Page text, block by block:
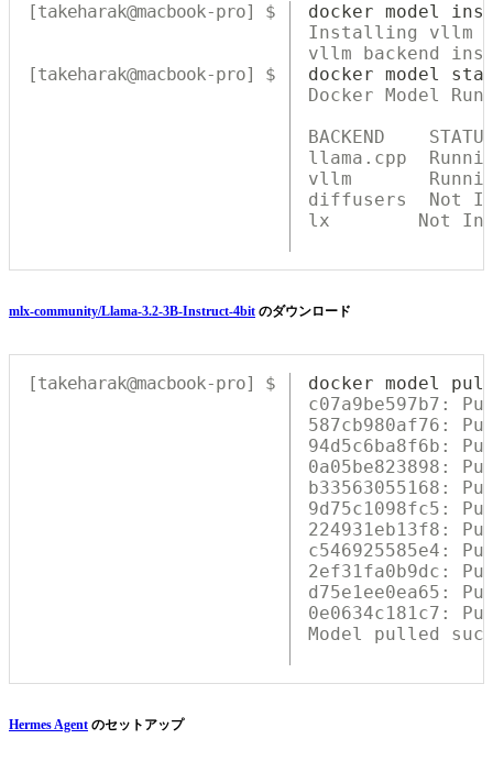
docker model
Installing vllm
vllm backend
docker model
Docker Model
BACKEND
llama.cpp
vllm
diffusers  Not
lx        Not
mlx-community/Llama-3.2-3B-Instruct-4bit のダウンロード
docker model
c07a9be597b7:
587cb980af76:
94d5c6ba8f6b:
0a05be823898:
b33563055168:
9d75c1098fc5: Pull
224931eb13f8:
c546925585e4:
2ef31fa0b9dc: Pull
d75e1ee0ea65:
0e0634c181c7:
Model pulled
Hermes Agent のセットアップ